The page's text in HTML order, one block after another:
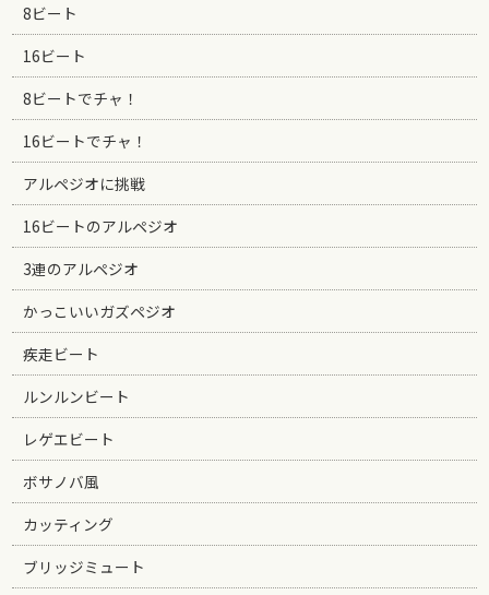
8ビート
16ビート
8ビートでチャ！
16ビートでチャ！
アルペジオに挑戦
16ビートのアルペジオ
3連のアルペジオ
かっこいいガズペジオ
疾走ビート
ルンルンビート
レゲエビート
ボサノバ風
カッティング
ブリッジミュート